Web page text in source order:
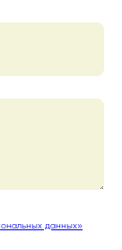
данных»